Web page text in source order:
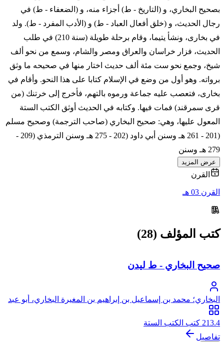
بصحيح البخاري، و (التاريخ - ط) أجزاء منه، و (الضعفاء - ط) في
رجال الحديث، و (خلق أفعال العباد - ط) و (الأدب المفرد - ط). ولد
في بخارى، ونشأ يتيما، وقام برحلة طويلة (سنة 210) في طلب
الحديث، فزار خراسان والعراق ومصر والشام، وسمع من نحو ألف
شيخ، وجمع نحو ست مئة ألف حديث اختار منها في صحيحه ما وثق
برواته. وهو أول من وضع في الإسلام كتابا على هذا النحو. وأقام في
بخارى، فتعصب عليه جماعة ورموه بالتهم، فأخرج إلى خرتنك (من
قرى سمرقند) فمات فيها. وكتابه في الحديث أوثق الكتب الستة
المعول عليها، وهي: صحيح البخاري (صاحب الترجمة) وصحيح مسلم
(201 - 261 هـ وسنن أبي داود (202 - 275 هـ وسنن الترمذي (209 -
279 هـ وسنن
عرض المزيد
القرن
القرن 03 هـ
كتب المؤلف (28)
صحيح البخاري - ط ليدن
البخاري؛ محمد بن إسماعيل بن إبراهيم بن المغيرة البخاري، أبو عبد
الله
213.4 كتب الكتب الستة
تفاصيل